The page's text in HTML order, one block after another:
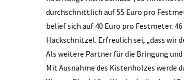
durchschnittlich auf 55 Euro pro
belief sich auf 40 Euro pro Festmeter.
Hackschnitzel. Erfreulich sei, „dass wir
Als weitere Partner für die Bringung
Mit Ausnahme des Kistenholzes werde